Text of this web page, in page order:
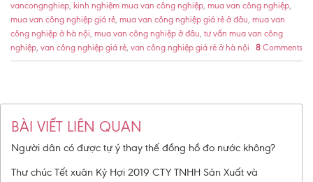
vancongnghiep, kinh nghiệm mua van công nghiệp, mua van công nghiệp,
mua van công nghiệp giá rẻ, mua van công nghiệp giá rẻ ở đâu, mua van
công nghiệp ở hà nội, mua van công nghiệp ở đâu, tư vấn mua van công
nghiệp, van công nghiệp giá rẻ, van công nghiệp giá rẻ ở hà nội 8 Comments
BÀI VIẾT LIÊN QUAN
Người dân có được tự ý thay thế đồng hồ đo nước không?
Thư chúc Tết xuân Kỷ Hợi 2019 CTY TNHH Sản Xuất và